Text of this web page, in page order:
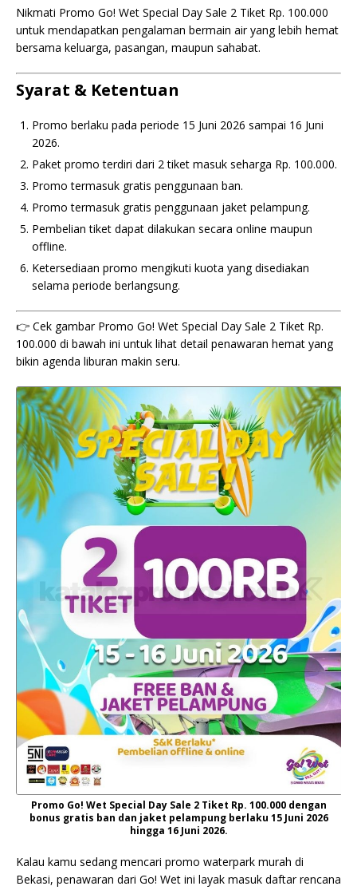
Nikmati Promo Go! Wet Special Day Sale 2 Tiket Rp. 100.000
untuk mendapatkan pengalaman bermain air yang lebih hemat
bersama keluarga, pasangan, maupun sahabat.
Syarat & Ketentuan
Promo berlaku pada periode 15 Juni 2026 sampai 16 Juni
2026.
Paket promo terdiri dari 2 tiket masuk seharga Rp. 100.000.
Promo termasuk gratis penggunaan ban.
Promo termasuk gratis penggunaan jaket pelampung.
Pembelian tiket dapat dilakukan secara online maupun
offline.
Ketersediaan promo mengikuti kuota yang disediakan
selama periode berlangsung.
👉 Cek gambar Promo Go! Wet Special Day Sale 2 Tiket Rp.
100.000 di bawah ini untuk lihat detail penawaran hemat yang
bikin agenda liburan makin seru.
Promo Go! Wet Special Day Sale 2 Tiket Rp. 100.000 dengan
bonus gratis ban dan jaket pelampung berlaku 15 Juni 2026
hingga 16 Juni 2026.
Kalau kamu sedang mencari promo waterpark murah di
Bekasi, penawaran dari Go! Wet ini layak masuk daftar rencana